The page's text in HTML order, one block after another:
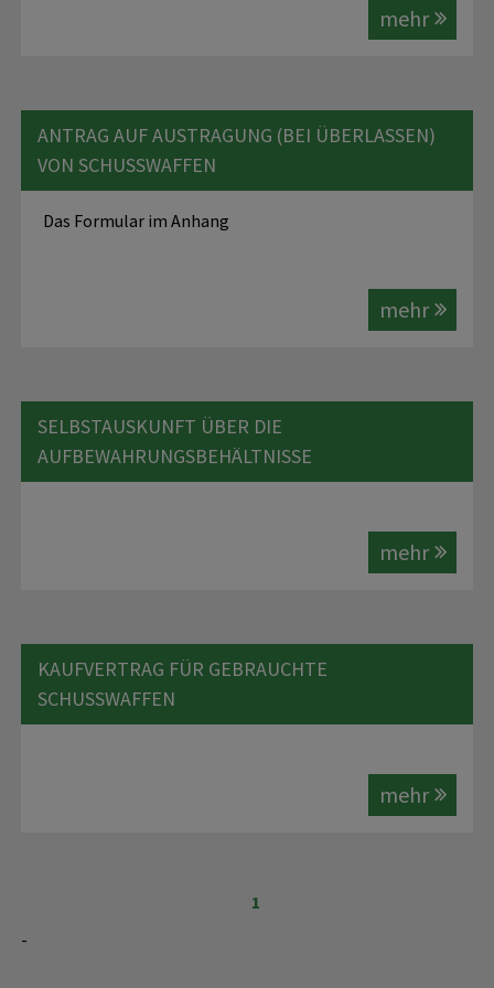
mehr
ANTRAG AUF AUSTRAGUNG (BEI ÜBERLASSEN)
VON SCHUSSWAFFEN
Das Formular im Anhang
mehr
SELBSTAUSKUNFT ÜBER DIE
AUFBEWAHRUNGSBEHÄLTNISSE
mehr
KAUFVERTRAG FÜR GEBRAUCHTE
SCHUSSWAFFEN
mehr
1
-